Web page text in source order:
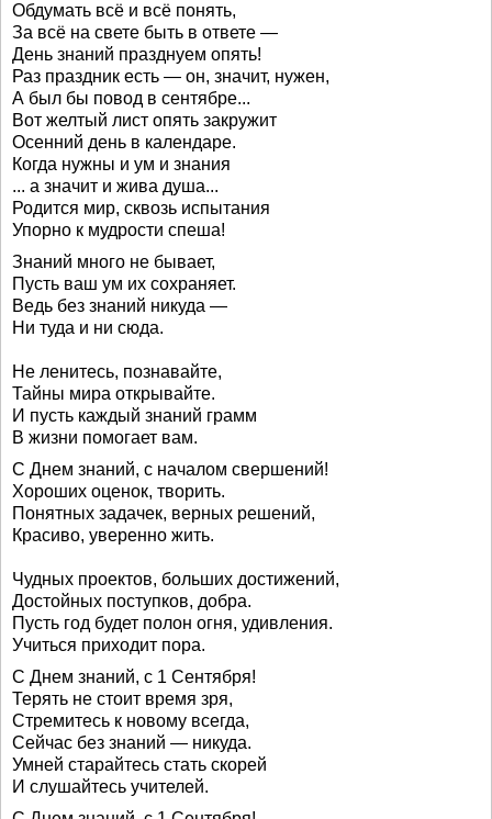
Обдумать всё и всё понять,
За всё на свете быть в ответе —
День знаний празднуем опять!
Раз праздник есть — он, значит, нужен,
А был бы повод в сентябре...
Вот желтый лист опять закружит
Осенний день в календаре.
Когда нужны и ум и знания
... а значит и жива душа...
Родится мир, сквозь испытания
Упорно к мудрости спеша!
Знаний много не бывает,
Пусть ваш ум их сохраняет.
Ведь без знаний никуда —
Ни туда и ни сюда.
Не ленитесь, познавайте,
Тайны мира открывайте.
И пусть каждый знаний грамм
В жизни помогает вам.
С Днем знаний, с началом свершений!
Хороших оценок, творить.
Понятных задачек, верных решений,
Красиво, уверенно жить.
Чудных проектов, больших достижений,
Достойных поступков, добра.
Пусть год будет полон огня, удивления.
Учиться приходит пора.
С Днем знаний, с 1 Сентября!
Терять не стоит время зря,
Стремитесь к новому всегда,
Сейчас без знаний — никуда.
Умней старайтесь стать скорей
И слушайтесь учителей.